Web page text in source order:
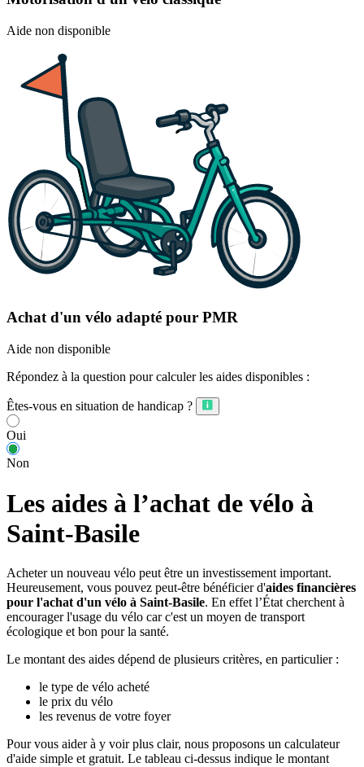
Aide non disponible
Achat d'un vélo adapté pour PMR
Aide non disponible
Répondez à la question pour calculer les aides disponibles :
Êtes-vous en situation de handicap ?
Oui
Non
Les aides à l’achat de vélo à
Saint-Basile
Acheter un nouveau vélo peut être un investissement important.
Heureusement, vous pouvez peut-être bénéficier d'aides financières
pour l'achat d'un vélo à Saint-Basile. En effet l’État cherchent à
encourager l'usage du vélo car c'est un moyen de transport
écologique et bon pour la santé.
Le montant des aides dépend de plusieurs critères, en particulier :
le type de vélo acheté
le prix du vélo
les revenus de votre foyer
Pour vous aider à y voir plus clair, nous proposons un calculateur
d'aide simple et gratuit. Le tableau ci-dessus indique le montant